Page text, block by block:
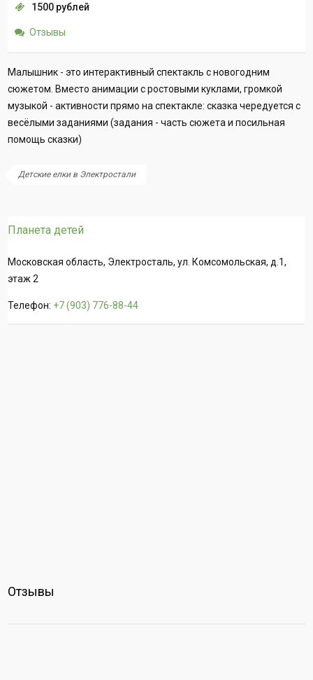
1500 рублей
Отзывы
Малышник - это интерактивный спектакль с новогодним
сюжетом. Вместо анимации с ростовыми куклами, громкой
музыкой - активности прямо на спектакле: сказка чередуется с
весёлыми заданиями (задания - часть сюжета и посильная
помощь сказки)
Детские елки в Электростали
Планета детей
Московская область, Электросталь, ул. Комсомольская, д.1,
этаж 2
Телефон: +7 (903) 776-88-44
Отзывы